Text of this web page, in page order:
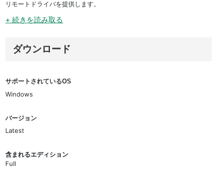
リモートドライバを提供します。
+ 続きを読み取る
ダウンロード
サポートされているOS
Windows
バージョン
Latest
含まれるエディション
Full